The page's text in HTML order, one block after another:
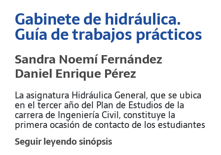
Gabinete de hidráulica.
Guía de trabajos prácticos
Sandra Noemí Fernández
Daniel Enrique Pérez
La asignatura Hidráulica General, que se ubica
en el tercer año del Plan de Estudios de la
carrera de Ingeniería Civil, constituye la
primera ocasión de contacto de los estudiantes
con una de las temáticas importantes de la
carrera. Tiene como objetivo principal brindar
Seguir leyendo sinópsis